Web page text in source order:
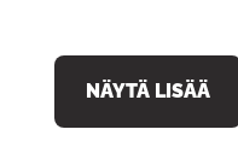
NÄYTÄ LISÄÄ